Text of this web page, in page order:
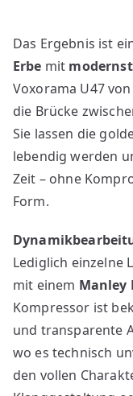
Das Ergebnis ist
Erbe mit
Voxorama U47
die Brücke
Sie lassen die
lebendig werden
Zeit – ohne
Form.
Lediglich einzelne
mit einem Manley
Kompressor ist
und transparente
wo es technisch
den vollen